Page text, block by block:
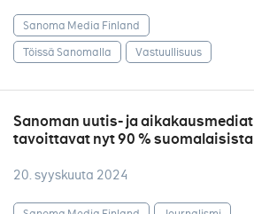
Sanoma Media Finland
Töissä Sanomalla
Vastuullisuus
Sanoman uutis- ja aikakausmediat
tavoittavat nyt 90 % suomalaisista
20. syyskuuta 2024